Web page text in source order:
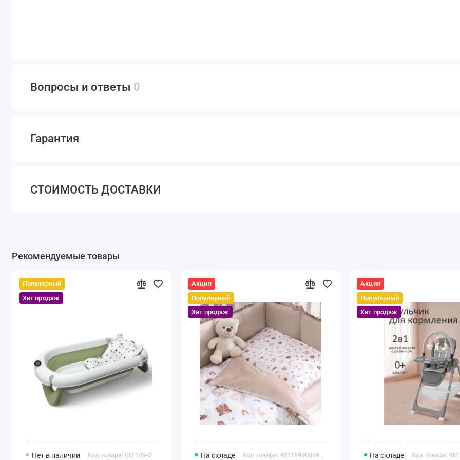
Вопросы и ответы 0
Гарантия
СТОИМОСТЬ ДОСТАВКИ
Рекомендуемые товары
Популярный
Хит продаж
Нет в наличии Код товара: BG 149-3
Акция
Популярный
Хит продаж
На складе Код товара: 4811599009918
Акция
Популярный
Хит продаж
На складе